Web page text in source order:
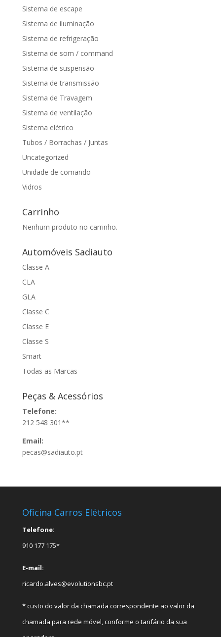
Sistema de escape
Sistema de iluminação
Sistema de refrigeração
Sistema de som / command
Sistema de suspensão
Sistema de transmissão
Sistema de Travagem
Sistema de ventilação
Sistema elétrico
Tubos / Borrachas / Juntas
Uncategorized
Unidade de comando
Vidros
Carrinho
Nenhum produto no carrinho.
Automóveis Sadiauto
Classe A
CLA
GLA
Classe C
Classe E
Classe S
Smart
Todas as Marcas
Peças & Acessórios
Telefone:
212 548 301**
Email:
pecas@sadiauto.pt
Oficina Carros Elétricos
Telefone:
910 177 175*
E-mail:
ricardo.alves@evolutionsbc.pt
* custo do valor da chamada correspondente ao valor da
chamada para rede móvel, conforme o tarifário da sua